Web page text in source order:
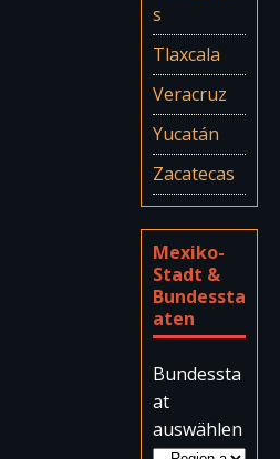
s
Tlaxcala
Veracruz
Yucatán
Zacatecas
Mexiko-
Stadt &
Bundessta
aten
Bundessta
at
auswählen